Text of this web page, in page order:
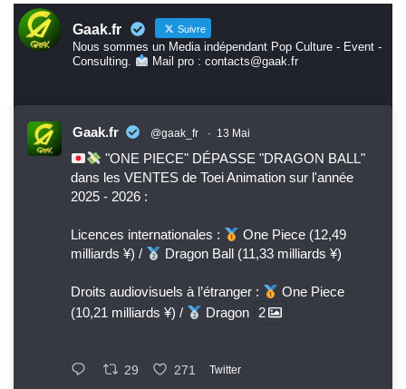
Gaak.fr Suivre
Nous sommes un Media indépendant Pop Culture - Event -
Consulting.
Mail pro : contacts@gaak.fr
Gaak.fr @gaak_fr · 13 Mai
"ONE PIECE" DÉPASSE "DRAGON BALL"
dans les VENTES de Toei Animation sur l'année
2025 - 2026 :
Licences internationales :
One Piece (12,49
milliards ¥) /
Dragon Ball (11,33 milliards ¥)
Droits audiovisuels à l’étranger :
One Piece
(10,21 milliards ¥) /
Dragon 2
29 271 Twitter